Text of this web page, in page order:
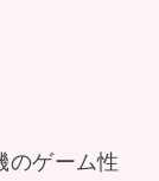
のゲーム性